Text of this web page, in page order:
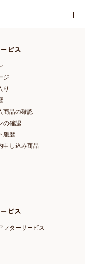
ビス
ジ
り
商品の確認
の確認
履歴
申し込み商品
ビス
フターサービス